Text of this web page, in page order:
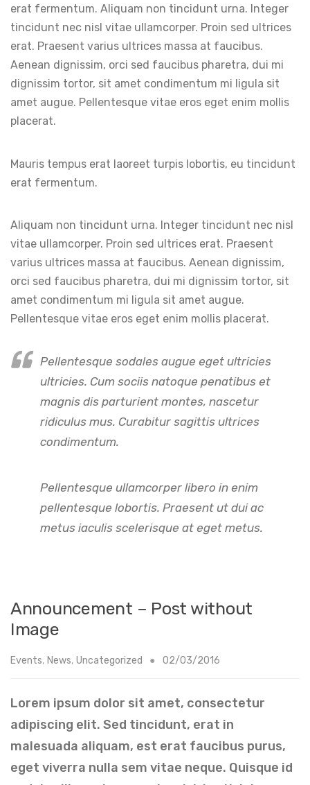
erat fermentum. Aliquam non tincidunt urna. Integer
tincidunt nec nisl vitae ullamcorper. Proin sed ultrices
erat. Praesent varius ultrices massa at faucibus.
Aenean dignissim, orci sed faucibus pharetra, dui mi
dignissim tortor, sit amet condimentum mi ligula sit
amet augue. Pellentesque vitae eros eget enim mollis
placerat.
Mauris tempus erat laoreet turpis lobortis, eu tincidunt
erat fermentum.
Aliquam non tincidunt urna. Integer tincidunt nec nisl
vitae ullamcorper. Proin sed ultrices erat. Praesent
varius ultrices massa at faucibus. Aenean dignissim,
orci sed faucibus pharetra, dui mi dignissim tortor, sit
amet condimentum mi ligula sit amet augue.
Pellentesque vitae eros eget enim mollis placerat.
Pellentesque sodales augue eget ultricies
ultricies. Cum sociis natoque penatibus et
magnis dis parturient montes, nascetur
ridiculus mus. Curabitur sagittis ultrices
condimentum.
Pellentesque ullamcorper libero in enim
pellentesque lobortis. Praesent ut dui ac
metus iaculis scelerisque at eget metus.
Announcement – Post without
Image
Events, News, Uncategorized 02/03/2016
Lorem ipsum dolor sit amet, consectetur
adipiscing elit. Sed tincidunt, erat in
malesuada aliquam, est erat faucibus purus,
eget viverra nulla sem vitae neque. Quisque id